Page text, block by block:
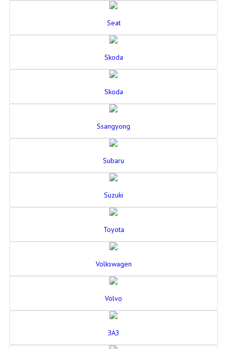
Seat
Skoda
Skoda
Ssangyong
Subaru
Suzuki
Toyota
Volkswagen
Volvo
ЗАЗ